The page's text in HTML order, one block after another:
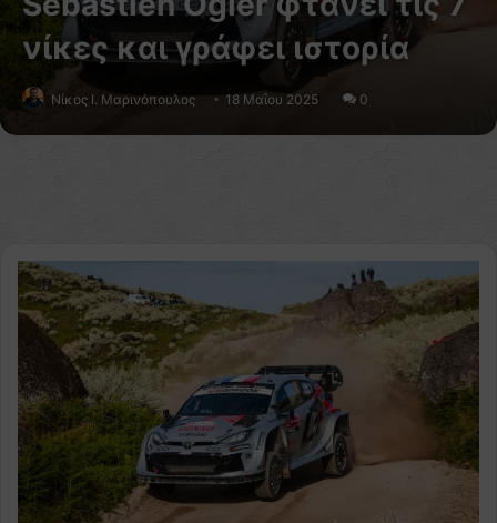
νίκες και γράφει ιστορία
Nίκος Ι. Mαρινόπουλος 18 Μαΐου 2025 0